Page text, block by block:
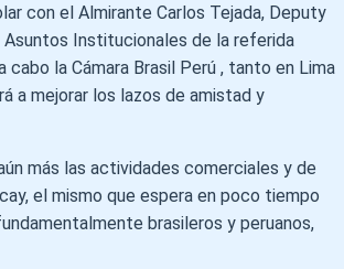
con el Almirante Carlos Tejada, Deputy
Asuntos Institucionales de la referida
la Cámara Brasil Perú , tanto en Lima
a mejorar los lazos de amistad y
más las actividades comerciales y de
el mismo que espera en poco tiempo
brasileros y peruanos,